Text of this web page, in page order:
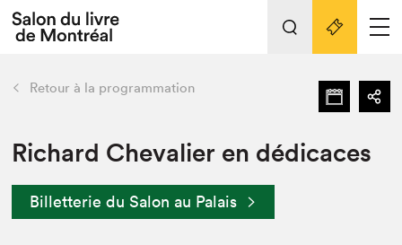
L'événement
Préparer sa visite au Salon
Actualités
retour Nos activités
Préparer sa visite
Liens pratiques
Retour à la programmation
Richard Chevalier en dédicaces
Billetterie du Salon au Palais